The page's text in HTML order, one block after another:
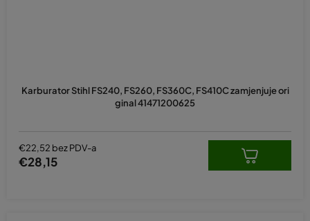
Karburator Stihl FS240, FS260, FS360C, FS410C zamjenjuje ori
ginal 41471200625
€22,52 bez PDV-a
€28,15